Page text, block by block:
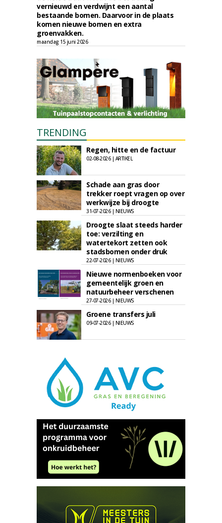
vernieuwd en verdwijnt een aantal
bestaande bomen. Daarvoor in de plaats
komen nieuwe bomen en extra
groenvakken.
maandag 15 juni 2026
TRENDING
Regen, hitte en de factuur
02-08-2026 | ARTIKEL
Schade aan gras door
trekker roept vragen op over
werkwijze bij droogte
31-07-2026 | NIEUWS
Droogte slaat steeds harder
toe: verzilting en
watertekort zetten ook
stadsbomen onder druk
22-07-2026 | NIEUWS
Nieuwe normenboeken voor
gemeentelijk groen en
natuurbeheer verschenen
27-07-2026 | NIEUWS
Groene transfers juli
09-07-2026 | NIEUWS